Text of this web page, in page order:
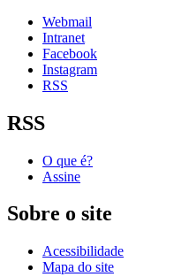
Webmail
Intranet
Facebook
Instagram
RSS
RSS
O que é?
Assine
Sobre o site
Acessibilidade
Mapa do site